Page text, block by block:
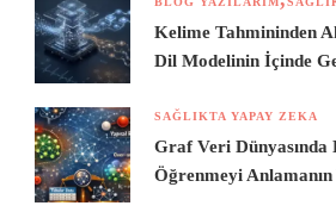
Kelime Tahmininden
Dil Modelinin İçinde
SAĞLIKTA YAPAY ZEKA
Graf Veri
Öğrenmeyi Anlamanın